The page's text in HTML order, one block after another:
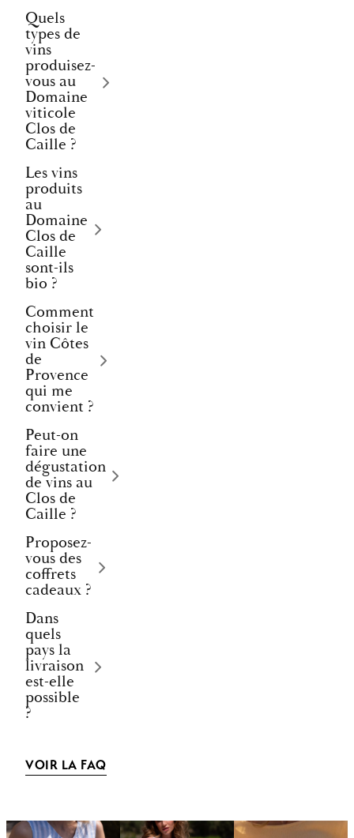
Quels
types de
vins
produisez-
vous au
Domaine
viticole
Clos de
Caille ?
Les vins
produits
au
Domaine
Clos de
Caille
sont-ils
bio ?
Comment
choisir le
vin Côtes
de
Provence
qui me
convient ?
Peut-on
faire une
dégustation
de vins au
Clos de
Caille ?
Proposez-
vous des
coffrets
cadeaux ?
Dans
quels
pays la
livraison
est-elle
possible
?
VOIR LA FAQ